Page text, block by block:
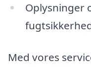
Oplysninger
Med vores